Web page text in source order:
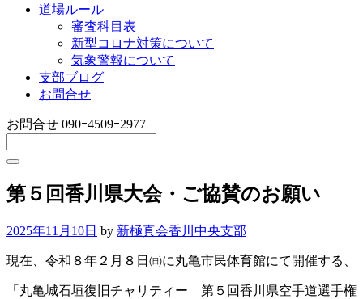
道場ルール
審査科目表
新型コロナ対策について
気象警報について
支部ブログ
お問合せ
お問合せ 090ｰ4509ｰ2977
第５回香川県大会・ご協賛のお願い
2025年11月10日 by 新極真会香川中央支部
現在、令和８年２月８日㈰に丸亀市民体育館にて開催する、
「丸亀城石垣復旧チャリティー 第５回香川県空手道選手権